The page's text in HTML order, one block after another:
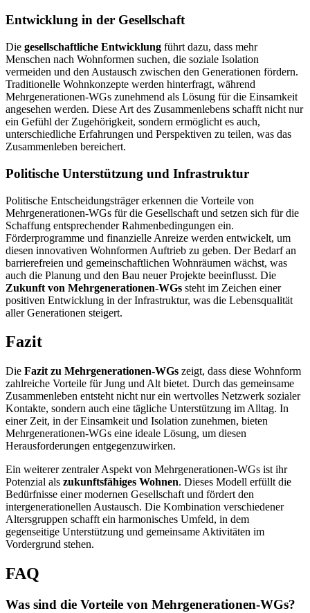
Entwicklung in der Gesellschaft
Die gesellschaftliche Entwicklung führt dazu, dass mehr
Menschen nach Wohnformen suchen, die soziale Isolation
vermeiden und den Austausch zwischen den Generationen fördern.
Traditionelle Wohnkonzepte werden hinterfragt, während
Mehrgenerationen-WGs zunehmend als Lösung für die Einsamkeit
angesehen werden. Diese Art des Zusammenlebens schafft nicht nur
ein Gefühl der Zugehörigkeit, sondern ermöglicht es auch,
unterschiedliche Erfahrungen und Perspektiven zu teilen, was das
Zusammenleben bereichert.
Politische Unterstützung und Infrastruktur
Politische Entscheidungsträger erkennen die Vorteile von
Mehrgenerationen-WGs für die Gesellschaft und setzen sich für die
Schaffung entsprechender Rahmenbedingungen ein.
Förderprogramme und finanzielle Anreize werden entwickelt, um
diesen innovativen Wohnformen Auftrieb zu geben. Der Bedarf an
barrierefreien und gemeinschaftlichen Wohnräumen wächst, was
auch die Planung und den Bau neuer Projekte beeinflusst. Die
Zukunft von Mehrgenerationen-WGs steht im Zeichen einer
positiven Entwicklung in der Infrastruktur, was die Lebensqualität
aller Generationen steigert.
Fazit
Die Fazit zu Mehrgenerationen-WGs zeigt, dass diese Wohnform
zahlreiche Vorteile für Jung und Alt bietet. Durch das gemeinsame
Zusammenleben entsteht nicht nur ein wertvolles Netzwerk sozialer
Kontakte, sondern auch eine tägliche Unterstützung im Alltag. In
einer Zeit, in der Einsamkeit und Isolation zunehmen, bieten
Mehrgenerationen-WGs eine ideale Lösung, um diesen
Herausforderungen entgegenzuwirken.
Ein weiterer zentraler Aspekt von Mehrgenerationen-WGs ist ihr
Potenzial als zukunftsfähiges Wohnen. Dieses Modell erfüllt die
Bedürfnisse einer modernen Gesellschaft und fördert den
intergenerationellen Austausch. Die Kombination verschiedener
Altersgruppen schafft ein harmonisches Umfeld, in dem
gegenseitige Unterstützung und gemeinsame Aktivitäten im
Vordergrund stehen.
FAQ
Was sind die Vorteile von Mehrgenerationen-WGs?